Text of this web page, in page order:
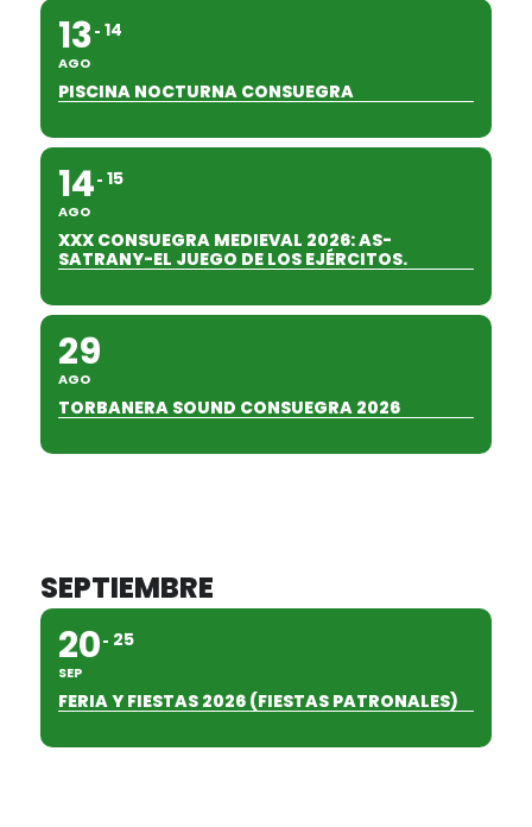
13
AGO
14
PISCINA NOCTURNA CONSUEGRA
14
AGO
15
XXX CONSUEGRA MEDIEVAL 2026: AS-
SATRANY-EL JUEGO DE LOS EJÉRCITOS.
29
AGO
TORBANERA SOUND CONSUEGRA 2026
SEPTIEMBRE
20
SEP
25
FERIA Y FIESTAS 2026 (FIESTAS PATRONALES)